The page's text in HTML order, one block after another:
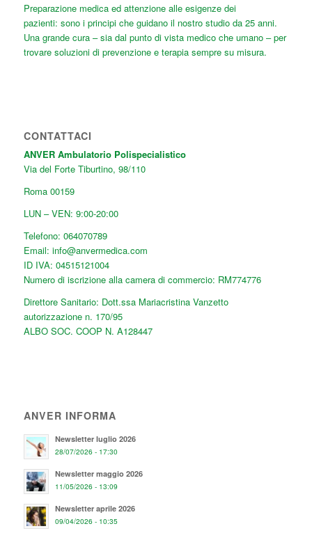
Preparazione medica ed attenzione alle esigenze dei
pazienti: sono i principi che guidano il nostro studio da 25 anni.
Una grande cura – sia dal punto di vista medico che umano – per
trovare soluzioni di prevenzione e terapia sempre su misura.
CONTATTACI
ANVER Ambulatorio Polispecialistico
Via del Forte Tiburtino, 98/110
Roma 00159
LUN – VEN: 9:00-20:00
Telefono: 064070789
Email: info@anvermedica.com
ID IVA: 04515121004
Numero di iscrizione alla camera di commercio: RM774776
Direttore Sanitario: Dott.ssa Mariacristina Vanzetto
autorizzazione n. 170/95
ALBO SOC. COOP N. A128447
ANVER INFORMA
Newsletter luglio 2026
28/07/2026 - 17:30
Newsletter maggio 2026
11/05/2026 - 13:09
Newsletter aprile 2026
09/04/2026 - 10:35